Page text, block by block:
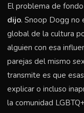
El problema de
dijo. Snoop Dogg no
global de la cultura
alguien con esa
parejas del mismo
transmite es que
explicar o incluso
la comunidad